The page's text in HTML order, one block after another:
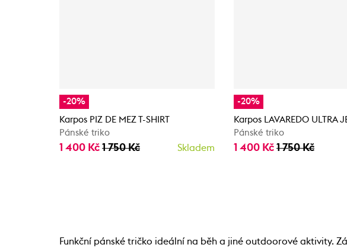
-20%
Karpos PIZ DE MEZ T-SHIRT
Pánské triko
1 400 Kč 1 750 Kč Skladem
-20%
Karpos LAVAREDO ULTRA
Pánské triko
1 400 Kč 1 750 Kč
Funkční pánské tričko ideální na běh a jiné outdoorové aktivity.